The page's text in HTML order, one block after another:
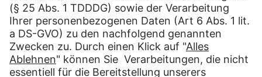
Geschäftsbriefe
Attraktiver, konsequenter Auftritt im Corporate
Design Ihres Unternehmens